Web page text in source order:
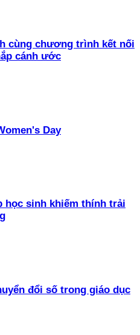
cùng chương trình kết nối
cánh ước
Day
học sinh khiếm thính trải
đổi số trong giáo dục